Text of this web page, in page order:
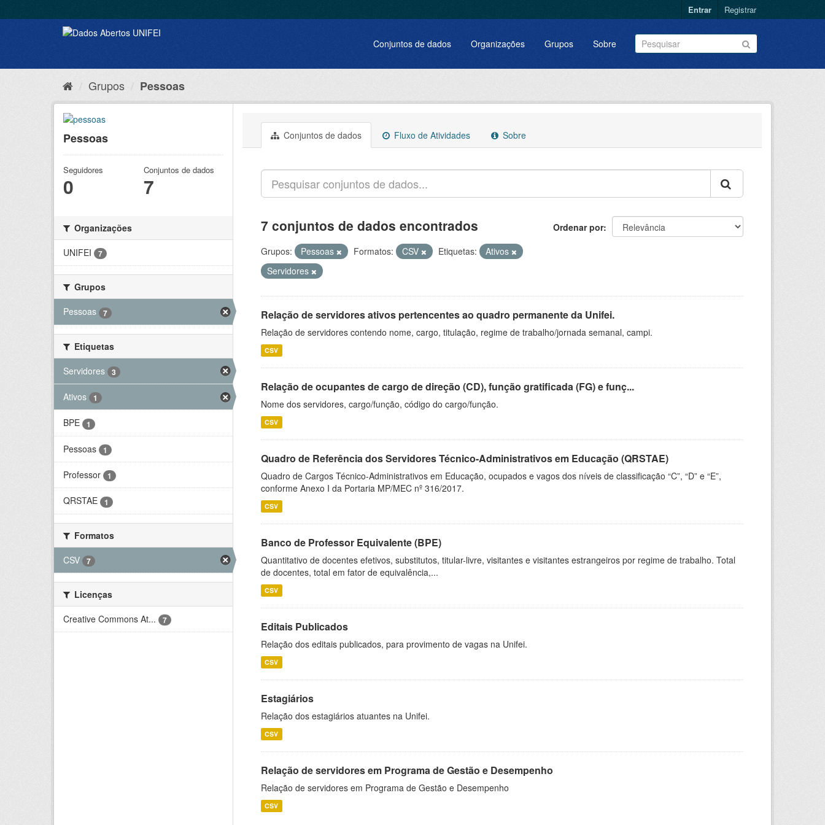
Entrar Registrar
Conjuntos de dados Organizações Grupos Sobre
Grupos Pessoas
Pessoas
Seguidores
0
Conjuntos de dados
7
Organizações
UNIFEI
7
Grupos
Pessoas
7
Etiquetas
Servidores
3
Ativos 1
BPE 1
Pessoas 1
Professor 1
QRSTAE 1
Formatos
CSV
7
Licenças
Creative Commons At...
7
Conjuntos de dados Fluxo de Atividades Sobre
Ordenar por
7 conjuntos de dados encontrados
Grupos: Pessoas Formatos: CSV Etiquetas:
Ativos
Servidores
Relação de servidores ativos pertencentes ao quadro permanente da Unifei.
Relação de servidores contendo nome, cargo, titulação, regime de trabalho/jornada semanal, campi.
CSV
Relação de ocupantes de cargo de direção (CD), função gratificada (FG) e funç...
Nome dos servidores, cargo/função, código do cargo/função.
CSV
Quadro de Referência dos Servidores Técnico-Administrativos em Educação (QRSTAE)
Quadro de Cargos Técnico-Administrativos em Educação, ocupados e vagos dos níveis de classificação “C”, “D” e “E”,
conforme Anexo I da Portaria MP/MEC nº 316/2017.
CSV
Banco de Professor Equivalente (BPE)
Quantitativo de docentes efetivos, substitutos, titular-livre, visitantes e visitantes estrangeiros por regime de trabalho. Total
de docentes, total em fator de equivalência,...
CSV
Editais Publicados
Relação dos editais publicados, para provimento de vagas na Unifei.
CSV
Estagiários
Relação dos estagiários atuantes na Unifei.
CSV
Relação de servidores em Programa de Gestão e Desempenho
Relação de servidores em Programa de Gestão e Desempenho
CSV